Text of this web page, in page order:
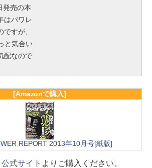
発売の本
はパワレ
すが、
と気合い
配なので
[Amazonで購入]
REPORT 2013年10月号[紙版]
公式サイト よりご購入ください。